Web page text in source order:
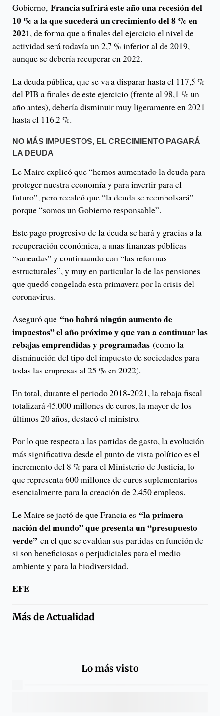
Gobierno, Francia sufrirá este año una recesión del
10 % a la que sucederá un crecimiento del 8 % en
2021, de forma que a finales del ejercicio el nivel de
actividad será todavía un 2,7 % inferior al de 2019,
aunque se debería recuperar en 2022.
La deuda pública, que se va a disparar hasta el 117,5 %
del PIB a finales de este ejercicio (frente al 98,1 % un
año antes), debería disminuir muy ligeramente en 2021
hasta el 116,2 %.
NO MÁS IMPUESTOS, EL CRECIMIENTO PAGARÁ
LA DEUDA
Le Maire explicó que “hemos aumentado la deuda para
proteger nuestra economía y para invertir para el
futuro”, pero recalcó que “la deuda se reembolsará”
porque “somos un Gobierno responsable”.
Este pago progresivo de la deuda se hará y gracias a la
recuperación económica, a unas finanzas públicas
“saneadas” y continuando con “las reformas
estructurales”, y muy en particular la de las pensiones
que quedó congelada esta primavera por la crisis del
coronavirus.
Aseguró que “no habrá ningún aumento de
impuestos” el año próximo y que van a continuar las
rebajas emprendidas y programadas (como la
disminución del tipo del impuesto de sociedades para
todas las empresas al 25 % en 2022).
En total, durante el periodo 2018-2021, la rebaja fiscal
totalizará 45.000 millones de euros, la mayor de los
últimos 20 años, destacó el ministro.
Por lo que respecta a las partidas de gasto, la evolución
más significativa desde el punto de vista político es el
incremento del 8 % para el Ministerio de Justicia, lo
que representa 600 millones de euros suplementarios
esencialmente para la creación de 2.450 empleos.
Le Maire se jactó de que Francia es “la primera
nación del mundo” que presenta un “presupuesto
verde” en el que se evalúan sus partidas en función de
si son beneficiosas o perjudiciales para el medio
ambiente y para la biodiversidad.
EFE
Más deActualidad
Lo más visto